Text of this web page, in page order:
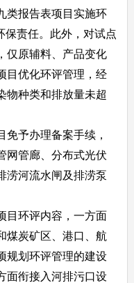
类报告表项目实施环
保责任。此外，对试点
仅原辅料、产品变化
目优化环评管理，经
物种类和排放量未超
免予办理备案手续，
网管廊、分布式光伏
涝河流水闸及排涝泵
目环评内容，一方面
煤炭矿区、港口、航
规划环评管理的建设
面衔接入河排污口设